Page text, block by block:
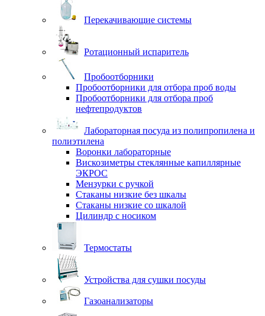
Перекачивающие системы
Ротационный испаритель
Пробоотборники
Пробоотборники для отбора проб воды
Пробоотборники для отбора проб
нефтепродуктов
Лабораторная посуда из полипропилена и
полиэтилена
Воронки лабораторные
Вискозиметры стеклянные капиллярные
ЭКРОС
Мензурки с ручкой
Стаканы низкие без шкалы
Стаканы низкие со шкалой
Цилиндр с носиком
Термостаты
Устройства для сушки посуды
Газоанализаторы